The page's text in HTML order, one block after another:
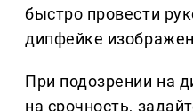
быстро провести
дипфейке
При подозрении на
на срочность,